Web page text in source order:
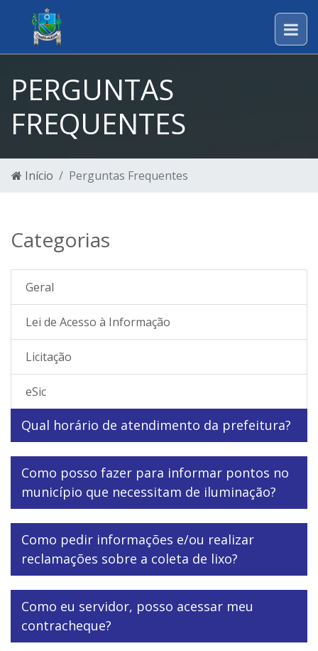
PERGUNTAS
FREQUENTES
Início Perguntas Frequentes
Categorias
Geral
Lei de Acesso à Informação
Licitação
eSic
Qual horário de atendimento da prefeitura?
Como posso fazer para informar pontos no
município que necessitam de iluminação?
Como pedir informações e/ou realizar
reclamações sobre a coleta de lixo?
Como eu servidor, posso acessar meu
contracheque?